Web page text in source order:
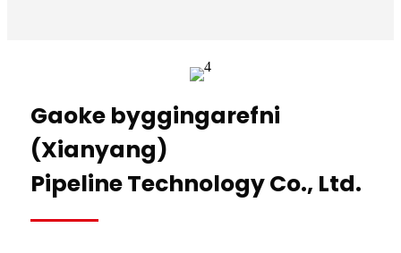
Gaoke byggingarefni
(Xianyang)
Pipeline Technology Co., Ltd.